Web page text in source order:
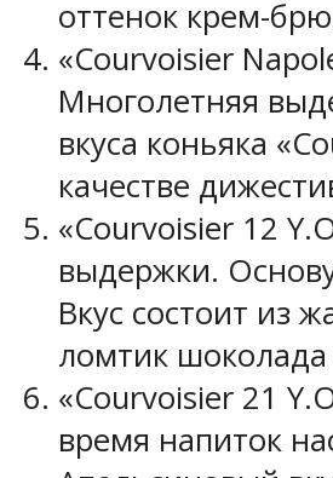
оттенок крем-
«Courvoisier
Многолетняя
вкуса коньяка
качестве
«Courvoisier 12
выдержки.
Вкус состоит из
ломтик
«Courvoisier 21
время напиток